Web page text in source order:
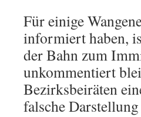
Für einige
informiert haben,
der Bahn zum
unkommentiert
Bezirksbeiräten
falsche